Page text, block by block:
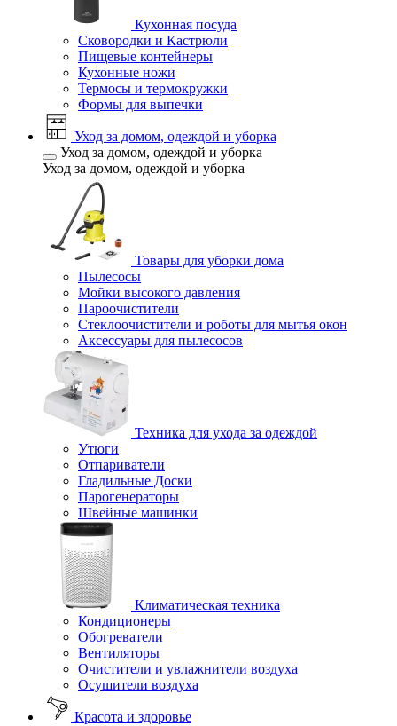
Кухонная посуда
Сковородки и Кастрюли
Пищевые контейнеры
Кухонные ножи
Термосы и термокружки
Формы для выпечки
Уход за домом, одеждой и уборка
Уход за домом, одеждой и уборка
Уход за домом, одеждой и уборка
Товары для уборки дома
Пылесосы
Мойки высокого давления
Пароочистители
Стеклоочистители и роботы для мытья окон
Аксессуары для пылесосов
Техника для ухода за одеждой
Утюги
Отпариватели
Гладильные Доски
Парогенераторы
Швейные машинки
Климатическая техника
Кондиционеры
Обогреватели
Вентиляторы
Очистители и увлажнители воздуха
Осушители воздуха
Красота и здоровье